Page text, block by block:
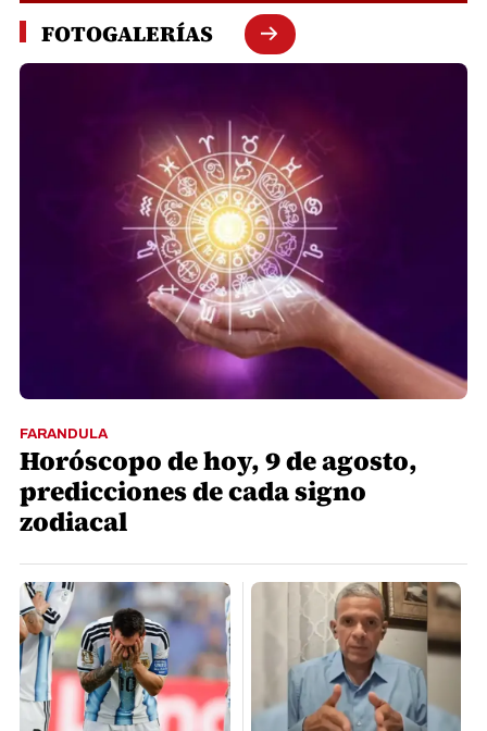
FOTOGALERÍAS
FARANDULA
Horóscopo de hoy, 9 de agosto,
predicciones de cada signo
zodiacal